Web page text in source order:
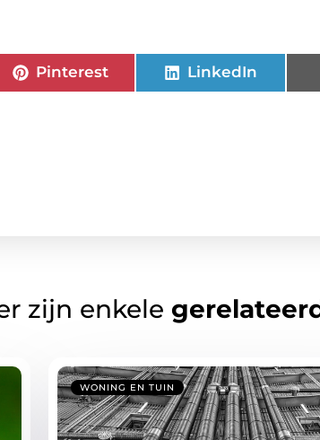
Pinterest LinkedIn
zijn enkele
WONING EN TUIN